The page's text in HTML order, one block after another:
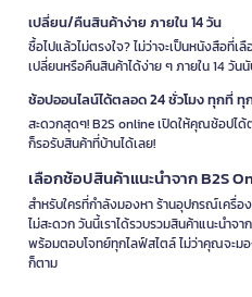
เปลี่ยน/คืนสินค้าง่าย ภายใน 14 วัน
ซื้อไปแล้วไม่ตรงใจ? ไม่ว่าจะเป็นหนังสือ
เปลี่ยนหรือคืนสินค้าได้ง่าย ๆ ภายใน 14 วัน
ช้อปออนไลน์ได้ตลอด 24 ชั่วโมง ทุกที่ ทุ
สะดวกสุดๆ! B2S online เปิดให้คุณช้อปไ
ก็รอรับสินค้าที่บ้านได้เลย!
เลือกช้อปสินค้าแนะนำจาก B2S
สำหรับใครที่กำลังมองหา ร้านอุปกรณ์เครื่อ
ไม่สะดวก วันนี้เราได้รวบรวมสินค้าแนะนำจ
พร้อมตอบโจทย์ทุกไลฟ์สไตล์ ไม่ว่าคุณจะม
ก็ตาม